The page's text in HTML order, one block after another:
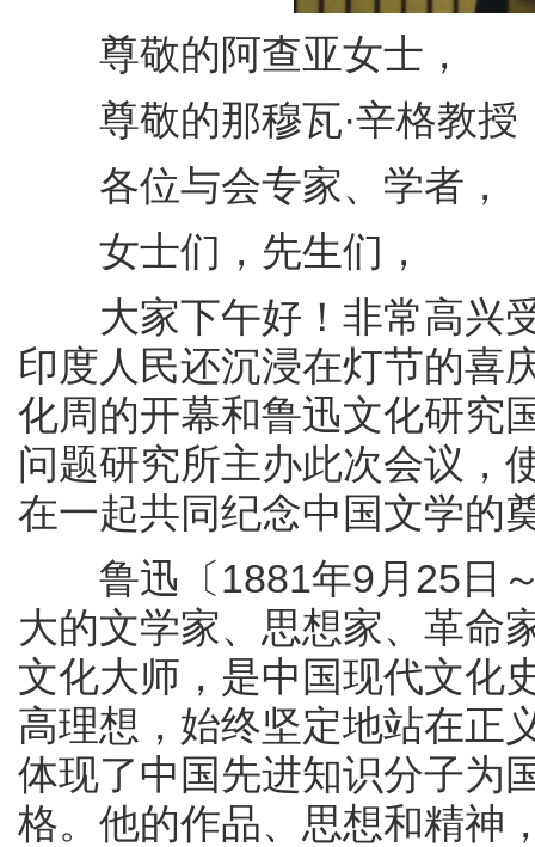
尊敬的阿查亚女士，
尊敬的那穆瓦·辛格教授
各位与会专家、学者，
女士们，先生们，
大家下午好！非常高兴受
印度人民还沉浸在灯节的喜
化周的开幕和鲁迅文化研究
问题研究所主办此次会议，
在一起共同纪念中国文学的
鲁迅〔1881年9月25日～
大的文学家、思想家、革命
文化大师，是中国现代文化
高理想，始终坚定地站在正
体现了中国先进知识分子为
格。他的作品、思想和精神